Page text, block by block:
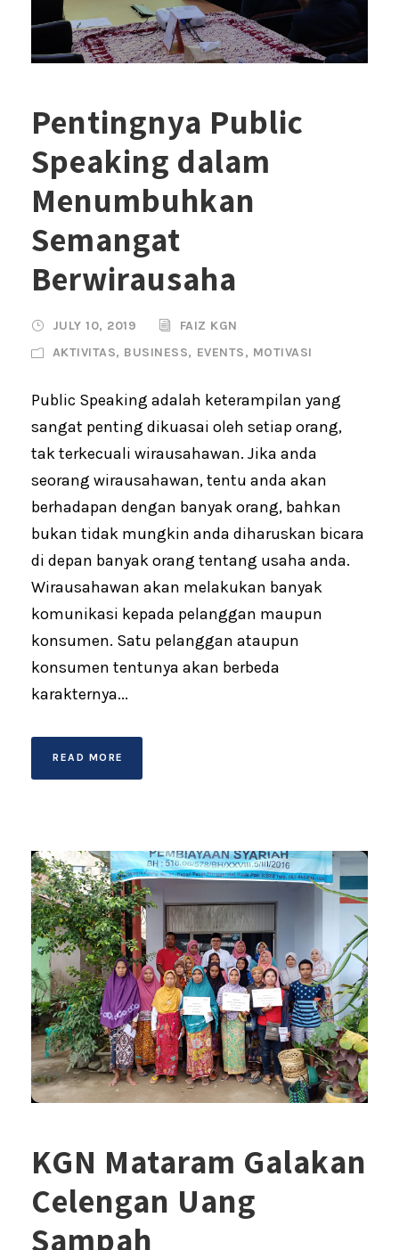
Pentingnya Public
Speaking dalam
Menumbuhkan
Semangat
Berwirausaha
JULY 10, 2019
FAIZ KGN
AKTIVITAS, BUSINESS, EVENTS, MOTIVASI
Public Speaking adalah keterampilan yang
sangat penting dikuasai oleh setiap orang,
tak terkecuali wirausahawan. Jika anda
seorang wirausahawan, tentu anda akan
berhadapan dengan banyak orang, bahkan
bukan tidak mungkin anda diharuskan bicara
di depan banyak orang tentang usaha anda.
Wirausahawan akan melakukan banyak
komunikasi kepada pelanggan maupun
konsumen. Satu pelanggan ataupun
konsumen tentunya akan berbeda
karakternya...
READ MORE
KGN Mataram Galakan
Celengan Uang
Sampah